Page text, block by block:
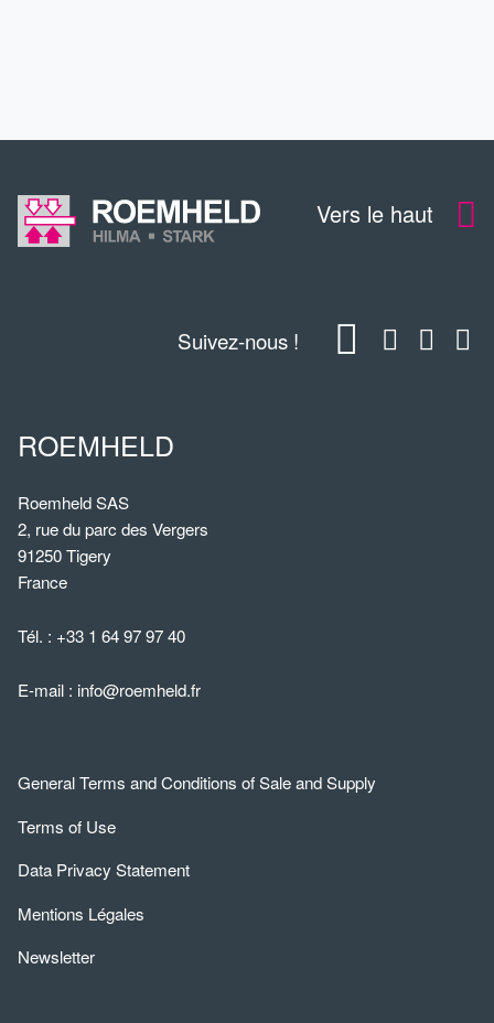
Vers le haut
Suivez-nous !
ROEMHELD
Roemheld SAS
2, rue du parc des Vergers
91250 Tigery
France
Tél. : +33 1 64 97 97 40
E-mail : info@roemheld.fr
General Terms and Conditions of Sale and Supply
Terms of Use
Data Privacy Statement
Mentions Légales
Newsletter